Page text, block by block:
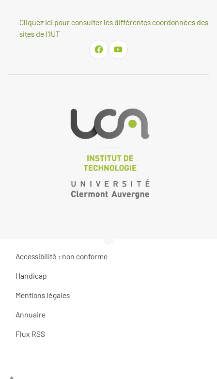
Cliquez ici pour consulter les différentes coordonnées des
sites de l'IUT
Accessibilité : non conforme
Handicap
Mentions légales
Annuaire
Flux RSS